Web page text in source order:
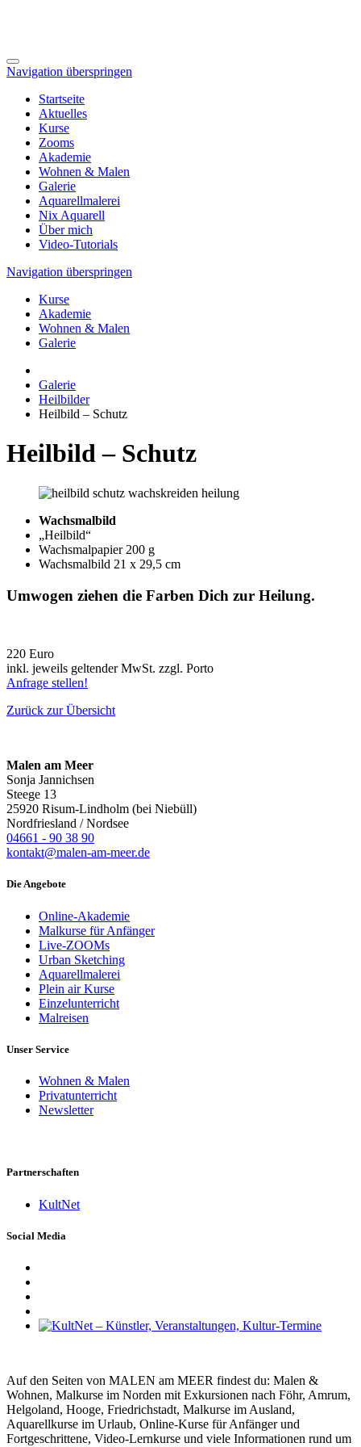
Navigation überspringen
Startseite
Aktuelles
Kurse
Zooms
Akademie
Wohnen & Malen
Galerie
Aquarellmalerei
Nix Aquarell
Über mich
Video-Tutorials
Navigation überspringen
Kurse
Akademie
Wohnen & Malen
Galerie
Galerie
Heilbilder
Heilbild – Schutz
Heilbild – Schutz
Wachsmalbild
„Heilbild“
Wachsmalpapier 200 g
Wachsmalbild 21 x 29,5 cm
Umwogen ziehen die Farben Dich zur Heilung.
220 Euro
inkl. jeweils geltender MwSt. zzgl. Porto
Anfrage stellen!
Zurück zur Übersicht
Malen am Meer
Sonja Jannichsen
Steege 13
25920 Risum-Lindholm (bei Niebüll)
Nordfriesland / Nordsee
04661 - 90 38 90
kontakt@malen-am-meer.de
Die Angebote
Online-Akademie
Malkurse für Anfänger
Live-ZOOMs
Urban Sketching
Aquarellmalerei
Plein air Kurse
Einzelunterricht
Malreisen
Unser Service
Wohnen & Malen
Privatunterricht
Newsletter
Partnerschaften
KultNet
Social Media
Auf den Seiten von MALEN am MEER findest du: Malen &
Wohnen, Malkurse im Norden mit Exkursionen nach Föhr, Amrum,
Helgoland, Hooge, Friedrichstadt, Malkurse im Ausland,
Aquarellkurse im Urlaub, Online-Kurse für Anfänger und
Fortgeschrittene, Video-Lernkurse und viele Informationen rund um